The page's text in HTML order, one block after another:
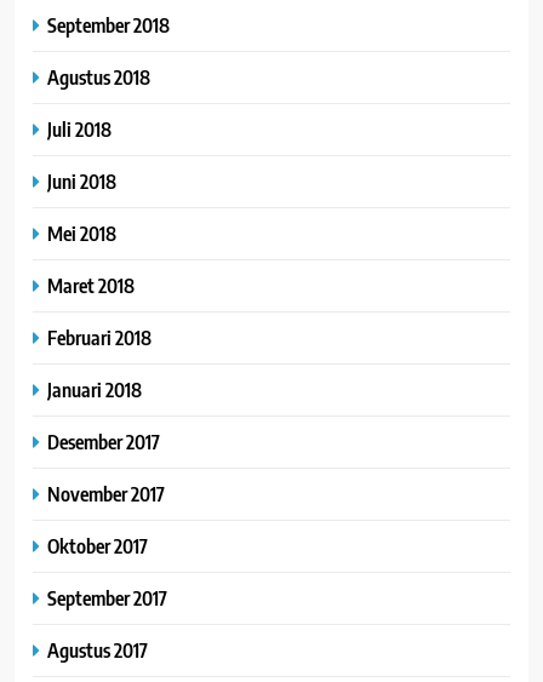
September 2018
Agustus 2018
Juli 2018
Juni 2018
Mei 2018
Maret 2018
Februari 2018
Januari 2018
Desember 2017
November 2017
Oktober 2017
September 2017
Agustus 2017